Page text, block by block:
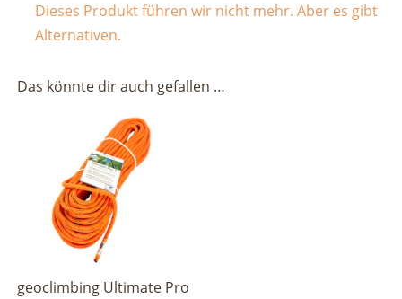
Dieses Produkt führen wir nicht mehr. Aber es gibt
Alternativen.
Das könnte dir auch gefallen …
geoclimbing Ultimate Pro